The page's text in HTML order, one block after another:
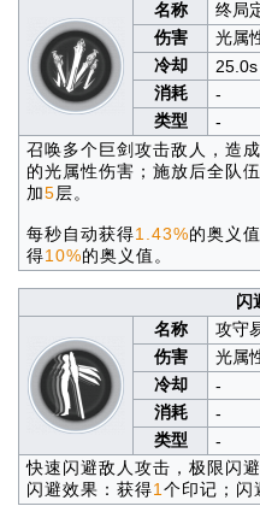
名称
终局
伤害
光属
冷却
25.0s
消耗
-
类型
-
召唤多个巨剑攻击敌人，造
的光属性伤害；施放后全队
加5层。
每秒自动获得1.43%的奥义
得10%的奥义值。
闪
名称
攻守
伤害
光属
冷却
-
消耗
-
类型
-
快速闪避敌人攻击，极限闪
闪避效果：获得1 个印记；闪